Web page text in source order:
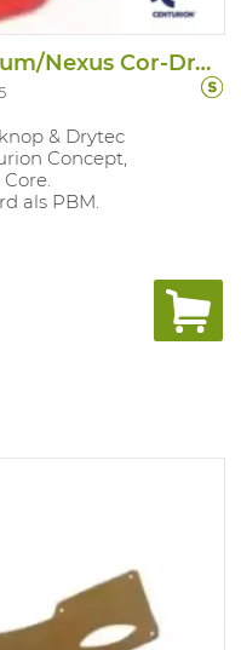
Binnenw Concept/Spectrum/Nexus Cor-Draai
& Drytec
Concept,
als PBM.